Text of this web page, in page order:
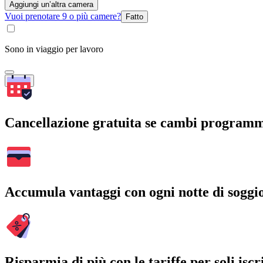
Aggiungi un’altra camera
Vuoi prenotare 9 o più camere? Fatto
Sono in viaggio per lavoro
Cerca
Cancellazione gratuita se cambi
Accumula vantaggi con ogni notte di